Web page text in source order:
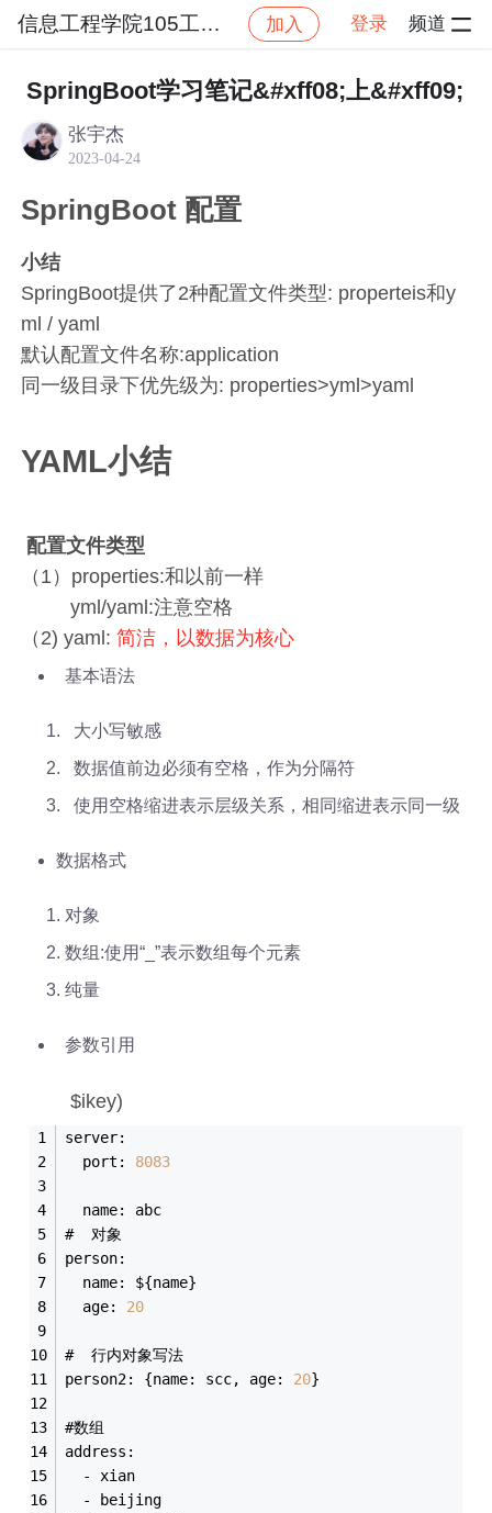
信息工程学院105工作室 加入 登录 频道
社区 信息工程学院105工作室 工作室 帖子详情
SpringBoot学习笔记&#xff08;上&#xff09;
张宇杰
2023-04-24
SpringBoot 配置
小结
SpringBoot提供了2种配置文件类型: properteis和y
ml / yaml
默认配置文件名称:application
同一级目录下优先级为: properties>yml>yaml
YAML小结
配置文件类型
（1）properties:和以前一样
yml/yaml:注意空格
（2) yaml: 简洁，以数据为核心
基本语法
大小写敏感
数据值前边必须有空格，作为分隔符
使用空格缩进表示层级关系，相同缩进表示同一级
数据格式
对象
数组:使用“_”表示数组每个元素
纯量
参数引用
$ikey)
server:
  port:
8083
  name: abc
#  对象
person:
  name: ${name}
  age:
20
#  行内对象写法
person2: {name: scc, age: 20}
#数组
address:
  - xian
  - beijing